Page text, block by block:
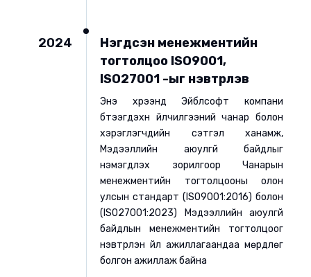
2024
Нэгдсэн менежментийн
тогтолцоо ISO9001,
ISO27001 -ыг нэвтрүүлэв
Энэ хүрээнд Эйблсофт компани
бүтээгдэхүүн үйлчилгээний чанар болон
хэрэглэгчдийн сэтгэл ханамж,
Мэдээллийн аюулгүй байдлыг
нэмэгдүүлэх зорилгоор Чанарын
менежментийн тогтолцооны олон
улсын стандарт (ISO9001:2016) болон
(ISO27001:2023) Мэдээллийн аюулгүй
байдлын менежментийн тогтолцоог
нэвтрүүлэн үйл ажиллагаандаа мөрдлөг
болгон ажиллаж байна